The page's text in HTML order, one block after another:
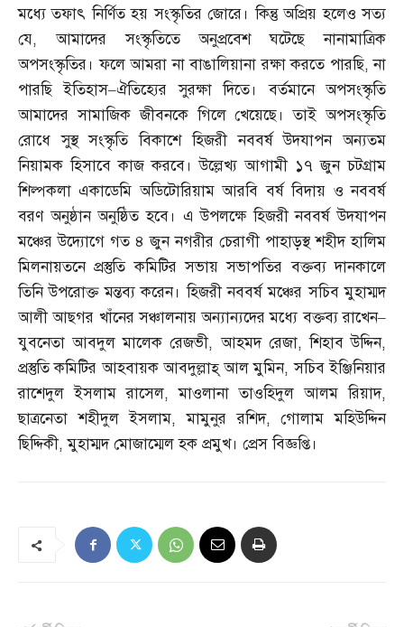
মধ্যে তফাৎ নির্ণিত হয় সংস্কৃতির জোরে। কিন্তু অপ্রিয় হলেও সত্য
যে,আমাদের সংস্কৃতিতে অনুপ্রবেশ ঘটেছে নানামাত্রিক
অপসংস্কৃতির। ফলে আমরা না বাঙালিয়ানা রক্ষা করতে পারছি,না
পারছি ইতিহাস–ঐতিহ্যের সুরক্ষা দিতে। বর্তমানে অপসংস্কৃতি
আমাদের সামাজিক জীবনকে গিলে খেয়েছে। তাই অপসংস্কৃতি
রোধে সুস্থ সংস্কৃতি বিকাশে হিজরী নববর্ষ উদযাপন অন্যতম
নিয়ামক হিসাবে কাজ করবে। উল্লেখ্য আগামী ১৭ জুন চটগ্রাম
শিল্পকলা একাডেমি অডিটোরিয়াম আরবি বর্ষ বিদায় ও নববর্ষ
বরণ অনুষ্ঠান অনুষ্ঠিত হবে। এ উপলক্ষে হিজরী নববর্ষ উদযাপন
মঞ্চের উদ্যোগে গত ৪ জুন নগরীর চেরাগী পাহাড়স্থ শহীদ হালিম
মিলনায়তনে প্রস্তুতি কমিটির সভায় সভাপতির বক্তব্য দানকালে
তিনি উপরোক্ত মন্তব্য করেন। হিজরী নববর্ষ মঞ্চের সচিব মুহাম্মদ
আলী আছগর খাঁনের সঞ্চালনায় অন্যান্যদের মধ্যে বক্তব্য রাখেন–
যুবনেতা আবদুল মালেক রেজভী,আহমদ রেজা,শিহাব উদ্দিন,
প্রস্তুতি কমিটির আহবায়ক আবদুল্লাহ্‌ আল মুমিন,সচিব ইঞ্জিনিয়ার
রাশেদুল ইসলাম রাসেল,মাওলানা তাওহিদুল আলম রিয়াদ,
ছাত্রনেতা শহীদুল ইসলাম,মামুনুর রশিদ,গোলাম মহিউদ্দিন
ছিদ্দিকী,মুহাম্মদ মোজাম্মেল হক প্রমুখ। প্রেস বিজ্ঞপ্তি।